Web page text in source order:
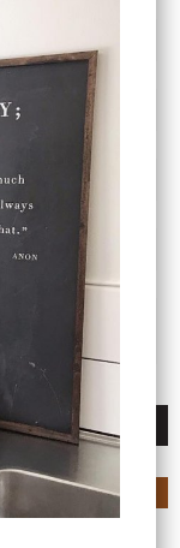
FRANK
FLY
VITA
DIVINE LIVING
UNIKA TING